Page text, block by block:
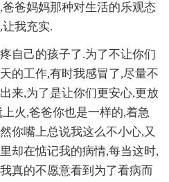
爸妈妈那种对生活的乐观态
我充实.
自己的孩子了.为了不让你们
的工作,有时我感冒了,尽量不
来,为了是让你们更安心,更放
火,爸爸你也是一样的,着急
你嘴上总说我这么不小心,又
却在惦记我的病情,每当这时,
真的不愿意看到为了看病而